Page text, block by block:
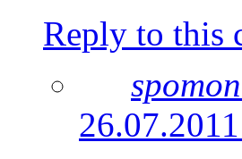
Reply to this